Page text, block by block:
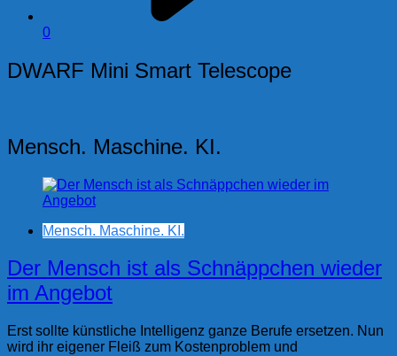
0
DWARF Mini Smart Telescope
Mensch. Maschine. KI.
Mensch. Maschine. KI.
Der Mensch ist als Schnäppchen wieder
im Angebot
Erst sollte künstliche Intelligenz ganze Berufe ersetzen. Nun
wird ihr eigener Fleiß zum Kostenproblem und